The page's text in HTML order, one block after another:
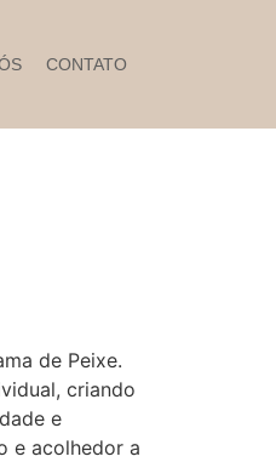
CONTATO
de Peixe.
criando
e
e acolhedor a